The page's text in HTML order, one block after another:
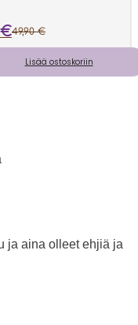
49,90€
€.
€
Lisää ostoskoriin
ja aina olleet ehjiä ja